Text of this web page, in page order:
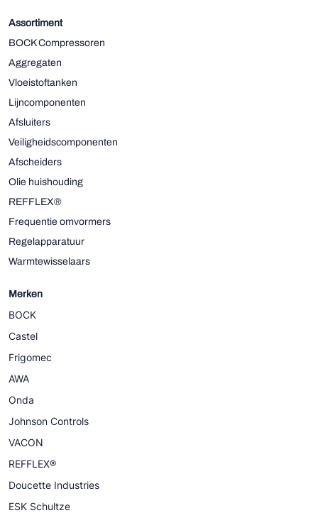
Assortiment
BOCK Compressoren
Aggregaten
Vloeistoftanken
Lijncomponenten
Afsluiters
Veiligheidscomponenten
Afscheiders
Olie huishouding
REFFLEX®
Frequentie omvormers
Regelapparatuur
Warmtewisselaars
Merken
BOCK
Castel
Frigomec
AWA
Onda
Johnson Controls
VACON
REFFLEX®
Doucette Industries
ESK Schultze